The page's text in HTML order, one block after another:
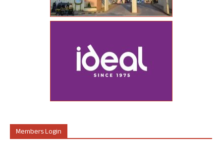
Members Login